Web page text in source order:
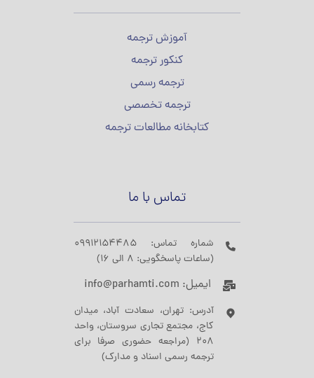
آموزش ترجمه
کنکور ترجمه
ترجمه رسمی
ترجمه تخصصی
کتابخانه مطالعات ترجمه
تماس با ما
شماره تماس: 09912154485
(ساعات پاسخگویی: 8 الی 16)
ایمیل: info@parhamti.com
آدرس: تهران، سعادت آباد، میدان
کاج، مجتمع تجاری سروستان، واحد
208 (مراجعه حضوری صرفا برای
ترجمه رسمی اسناد و مدارک)